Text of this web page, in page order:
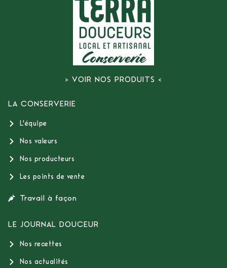
> VOIR NOS PRODUITS <
LA CONSERVERIE
L'équipe
Nos valeurs
Nos producteurs
Les points de vente
Travail à façon
LE JOURNAL DOUCEUR
Nos recettes
Nos actualités